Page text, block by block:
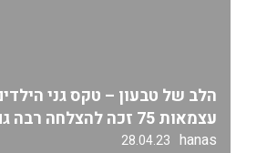
הלב של טבעון – טקס גני
עצמאות 75 זכה להצלחה רבה גם השנה
hanas
28.04.23